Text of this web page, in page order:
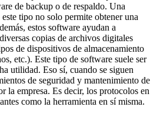
de backup o de respaldo. Una
tipo no solo permite obtener una
estos software ayudan a
copias de archivos digitales
de dispositivos de almacenamiento
etc.). Este tipo de software suele ser
utilidad. Eso sí, cuando se siguen
de seguridad y mantenimiento de
la empresa. Es decir, los protocolos en
como la herramienta en sí misma.